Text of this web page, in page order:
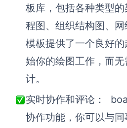
板库，包括各种类型
程图、组织结构图、
模板提供了一个良好
始你的绘图工作，而
计。
实时协作和评论：
b
协作功能，你可以与